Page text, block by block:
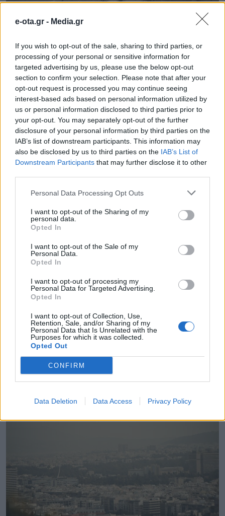
e-ota.gr - Media.gr
If you wish to opt-out of the sale, sharing to third parties, or
processing of your personal or sensitive information for
targeted advertising by us, please use the below opt-out
section to confirm your selection. Please note that after your
opt-out request is processed you may continue seeing
interest-based ads based on personal information utilized by
us or personal information disclosed to third parties prior to
your opt-out. You may separately opt-out of the further
disclosure of your personal information by third parties on the
IAB’s list of downstream participants. This information may
also be disclosed by us to third parties on the IAB’s List of
Downstream Participants that may further disclose it to other
Personal Data Processing Opt Outs
I want to opt-out of the Sharing of my
personal data.
Opted In
I want to opt-out of the Sale of my
Personal Data.
Opted In
I want to opt-out of processing my
Personal Data for Targeted Advertising.
Opted In
I want to opt-out of Collection, Use,
Retention, Sale, and/or Sharing of my
Personal Data that Is Unrelated with the
Purposes for which it was collected.
Opted Out
CONFIRM
Data Deletion Data Access Privacy Policy
Καιρός: Έρχονται βροχές και
καταιγίδες – Οι 7 περιοχές που
επηρεάζονται
«Αγριεύει» ο καιρός από σήμερα - Ποιες περιοχές θα
«χτυπήσουν» τα έντονα καιρικά φαινόμενα.
31.03.2025 - 09.21
Καιρός: Αφρικανική σκόνη και
αυξημένες νεφώσεις – Πού θα
βρέξει
Λασποβροχές στην Αττική - Πότε φεύγει η αφρικανική
26.03.2025 - 10.00